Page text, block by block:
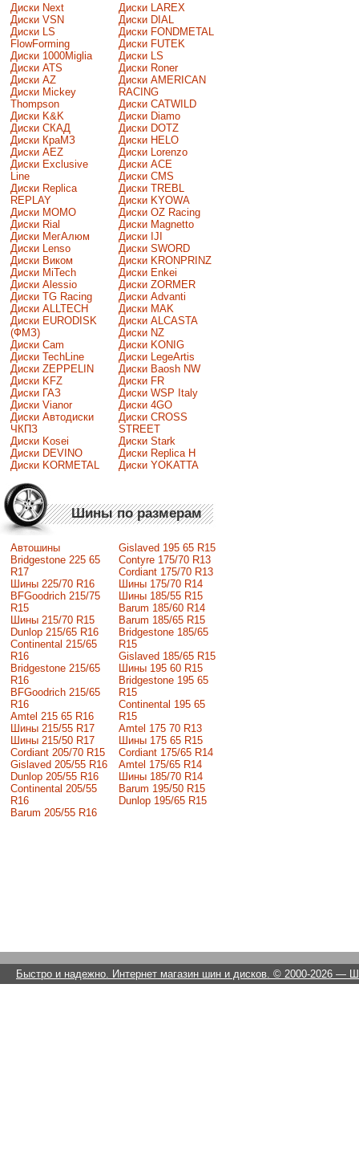
Диски Next
Диски VSN
Диски LS
FlowForming
Диски 1000Miglia
Диски ATS
Диски AZ
Диски Mickey
Thompson
Диски K&K
Диски СКАД
Диски КраМЗ
Диски AEZ
Диски Exclusive
Line
Диски Replica
REPLAY
Диски MOMO
Диски Rial
Диски МегАлюм
Диски Lenso
Диски Виком
Диски MiTech
Диски Alessio
Диски TG Racing
Диски ALLTECH
Диски EURODISK
(ФМЗ)
Диски Cam
Диски TechLine
Диски ZEPPELIN
Диски KFZ
Диски ГАЗ
Диски Vianor
Диски Автодиски
ЧКПЗ
Диски Kosei
Диски DEVINO
Диски KORMETAL
Диски LAREX
Диски DIAL
Диски FONDMETAL
Диски FUTEK
Диски LS
Диски Roner
Диски AMERICAN
RACING
Диски CATWILD
Диски Diamo
Диски DOTZ
Диски HELO
Диски Lorenzo
Диски ACE
Диски CMS
Диски TREBL
Диски KYOWA
Диски OZ Racing
Диски Magnetto
Диски IJI
Диски SWORD
Диски KRONPRINZ
Диски Enkei
Диски ZORMER
Диски Advanti
Диски MAK
Диски ALCASTA
Диски NZ
Диски KONIG
Диски LegeArtis
Диски Baosh NW
Диски FR
Диски WSP Italy
Диски 4GO
Диски CROSS
STREET
Диски Stark
Диски Replica H
Диски YOKATTA
Шины по размерам
Автошины
Bridgestone 225 65
R17
Шины 225/70 R16
BFGoodrich 215/75
R15
Шины 215/70 R15
Dunlop 215/65 R16
Continental 215/65
R16
Bridgestone 215/65
R16
BFGoodrich 215/65
R16
Amtel 215 65 R16
Шины 215/55 R17
Шины 215/50 R17
Сordiant 205/70 R15
Gislaved 205/55 R16
Dunlop 205/55 R16
Continental 205/55
R16
Barum 205/55 R16
Gislaved 195 65 R15
Contyre 175/70 R13
Cordiant 175/70 R13
Шины 175/70 R14
Шины 185/55 R15
Barum 185/60 R14
Barum 185/65 R15
Bridgestone 185/65
R15
Gislaved 185/65 R15
Шины 195 60 R15
Bridgestone 195 65
R15
Continental 195 65
R15
Amtel 175 70 R13
Шины 175 65 R15
Cordiant 175/65 R14
Amtel 175/65 R14
Шины 185/70 R14
Barum 195/50 R15
Dunlop 195/65 R15
Быстро и надежно. Интернет магазин шин и дисков. © 2000-2026 —